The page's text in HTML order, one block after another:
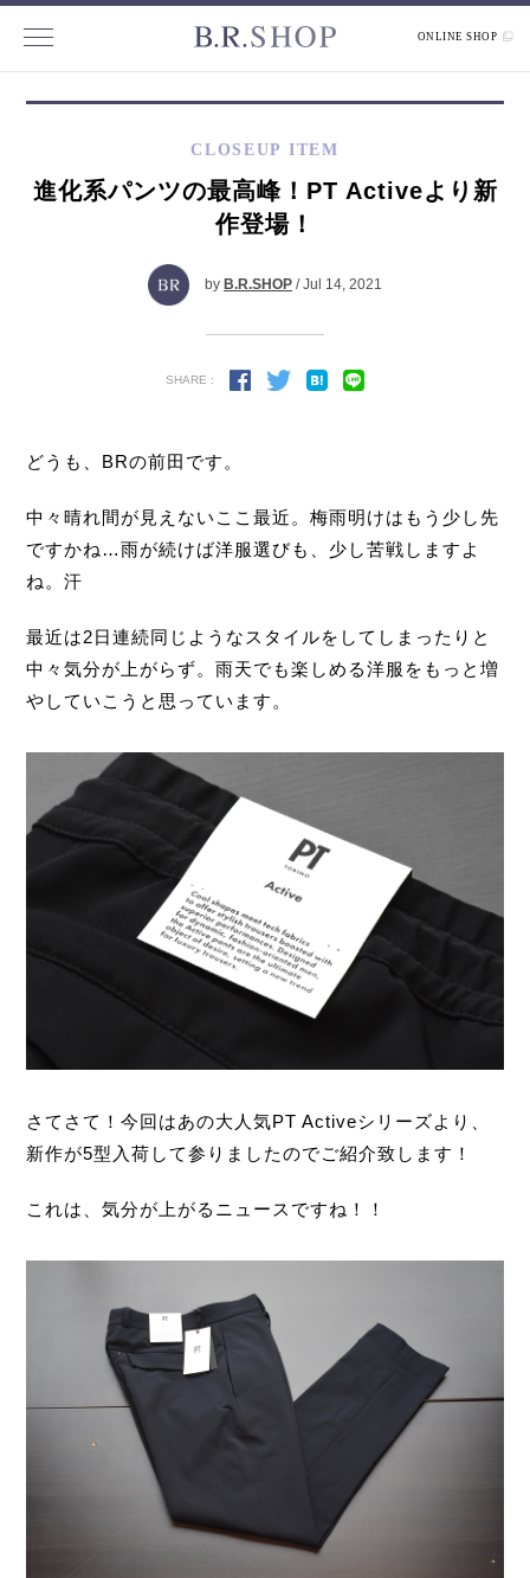
ONLINE SHOP
CLOSEUP ITEM
進化系パンツの最高峰！PT Activeより新
作登場！
by B.R.SHOP / Jul 14, 2021
SHARE :
どうも、BRの前田です。
中々晴れ間が見えないここ最近。梅雨明けはもう少し先
ですかね…雨が続けば洋服選びも、少し苦戦しますよ
ね。汗
最近は2日連続同じようなスタイルをしてしまったりと
中々気分が上がらず。雨天でも楽しめる洋服をもっと増
やしていこうと思っています。
さてさて！今回はあの大人気PT Activeシリーズより、
新作が5型入荷して参りましたのでご紹介致します！
これは、気分が上がるニュースですね！！